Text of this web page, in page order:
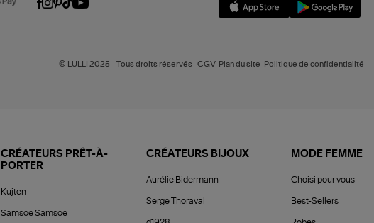
© LULLI 2025 - Tous droits réservés -CGV-Plan du site-Politique de confidentialité
CRÉATEURS PRÊT-À-
PORTER
Kujten
Samsoe Samsoe
CRÉATEURS BIJOUX
Aurélie Bidermann
Serge Thoraval
MODE FEMME
Choisi pour vous
Best-Sellers